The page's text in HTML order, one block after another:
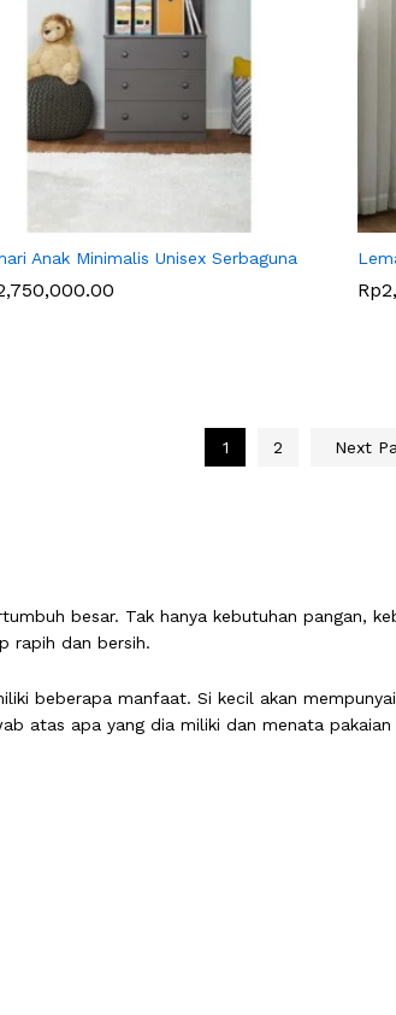
Anak Minimalis Unisex Serbaguna
Rp
Rp
1 2 Next
besar. Tak hanya kebutuhan pangan,
rapih dan bersih.
beberapa manfaat. Si kecil akan
atas apa yang dia miliki dan menata